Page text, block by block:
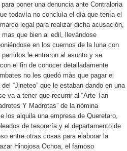
poner una denuncia ante Contralorìa
todavía no concluìa el dìa que tenía el
legal para realizar dicha acusación,
mas que bien al edil, llevándose
en los cuernos de la luna con
le entraron al asunto y se
el fin de conocer detalladamente
no les quedó màs que pagar el
“Jineteo” que le estaban dando en una
va a tener que recurrir al “Arte Tan
Y Madrotas” de la nòmina
los alquila una empresa de Queretaro,
de tesorería y el departamento de
entre otras cosas para elaborar la
Hinojosa Ochoa, el famoso